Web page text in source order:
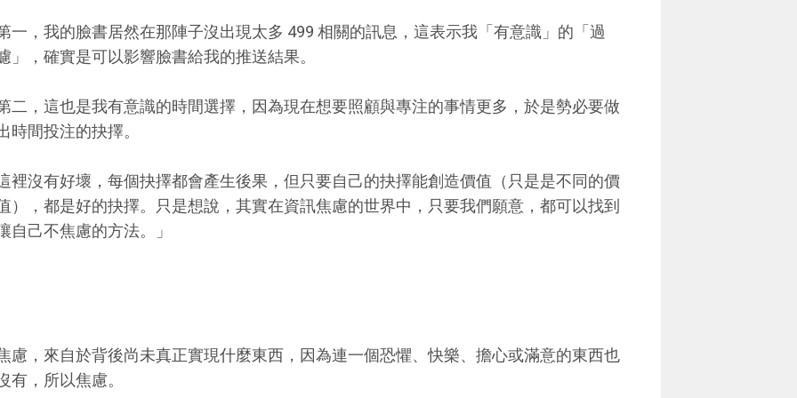
一，我的臉書居然在那陣子沒出現太多 499 相關的訊息，這表示我「有意識」的「過
」，確實是可以影響臉書給我的推送結果。
二，這也是我有意識的時間選擇，因為現在想要照顧與專注的事情更多，於是勢必要做
時間投注的抉擇。
裡沒有好壞，每個抉擇都會產生後果，但只要自己的抉擇能創造價值（只是是不同的價
），都是好的抉擇。只是想說，其實在資訊焦慮的世界中，只要我們願意，都可以找到
自己不焦慮的方法。」
慮，來自於背後尚未真正實現什麼東西，因為連一個恐懼、快樂、擔心或滿意的東西也
有，所以焦慮。